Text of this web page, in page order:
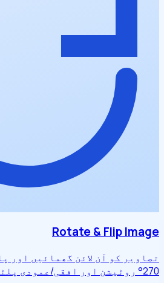
Rotate & Flip Image
270° روٹیشن اور افقی/عمودی پلٹاؤ۔